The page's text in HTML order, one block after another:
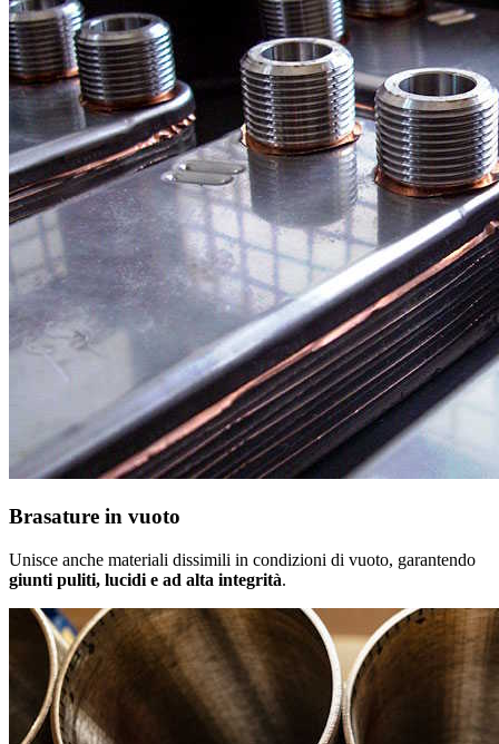
Brasature in vuoto
Unisce anche materiali dissimili in condizioni di vuoto, garantendo
giunti puliti, lucidi e ad alta integrità.